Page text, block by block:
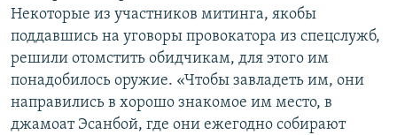
Некоторые из участников митинга, якобы
поддавшись на уговоры провокатора из спецслужб,
решили отомстить обидчикам, для этого им
понадобилось оружие. «Чтобы завладеть им, они
направились в хорошо знакомое им место, в
джамоат Эсанбой, где они ежегодно собирают